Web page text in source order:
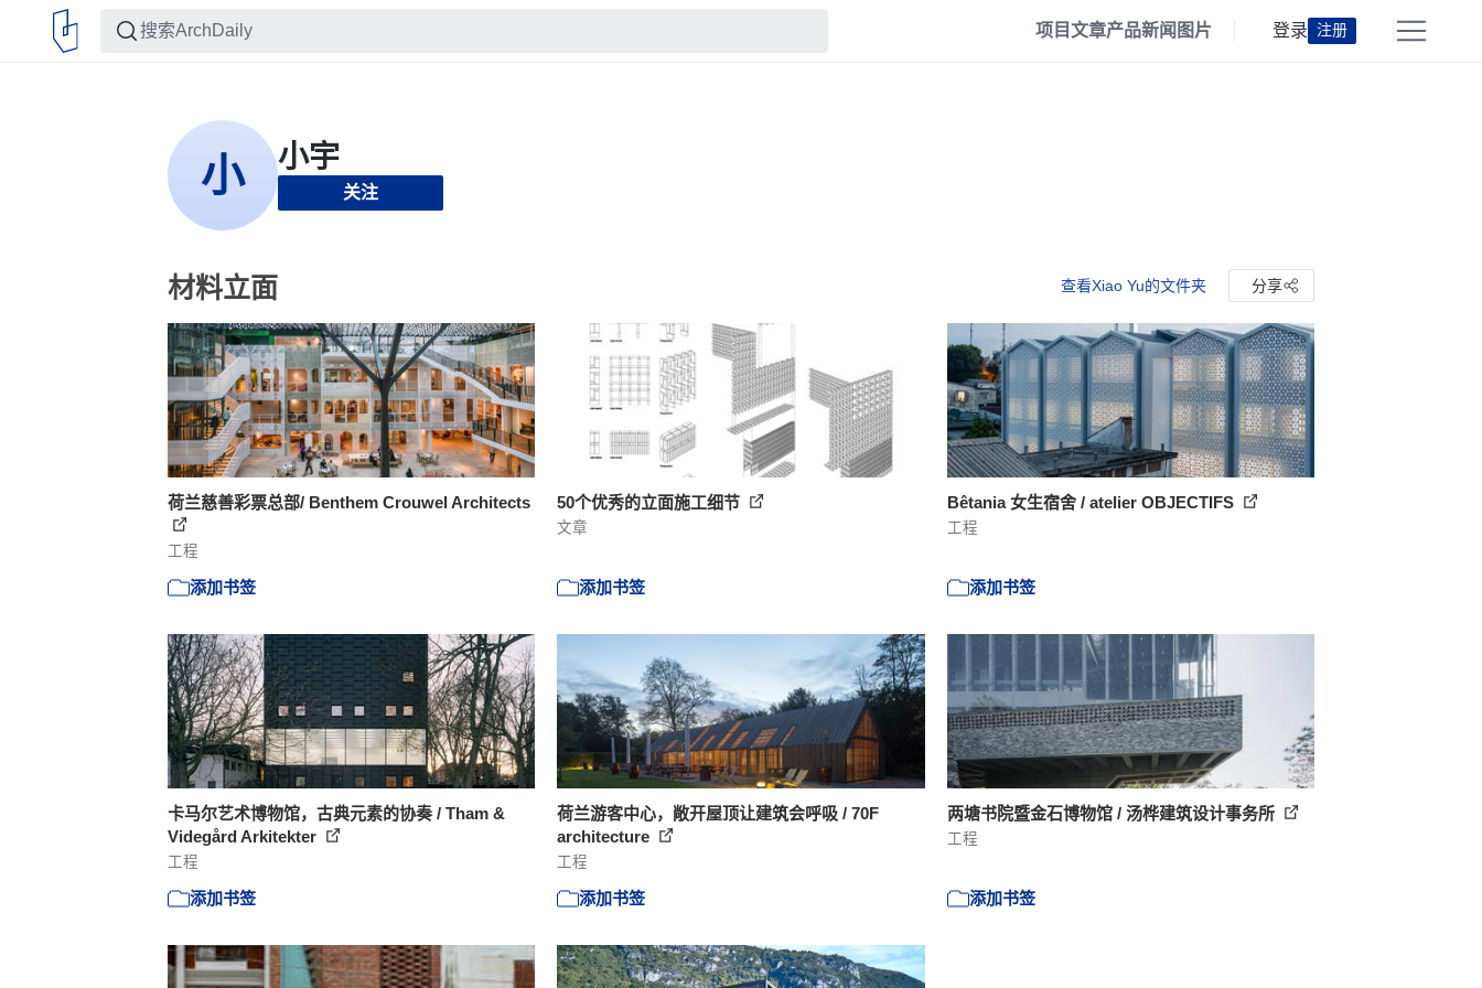
项目文章产品新闻 图片 登录 注册
关注
材料立面 查看Xiao Yu的文件夹 分享
荷兰慈善彩票总部/ Benthem Crouwel Architects
工程
添加书签
50个优秀的立面施工细节
文章
添加书签
Bêtania 女生宿舍 / atelier OBJECTIFS
工程
添加书签
卡马尔艺术博物馆，古典元素的协奏 / Tham &
Videgård Arkitekter
工程
添加书签
荷兰游客中心，敞开屋顶让建筑会呼吸 / 70F
architecture
工程
添加书签
两塘书院暨金石博物馆 / 汤桦建筑设计事务所
工程
添加书签